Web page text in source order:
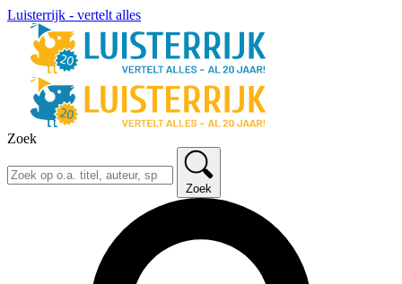
Luisterrijk - vertelt alles
Zoek
Zoek